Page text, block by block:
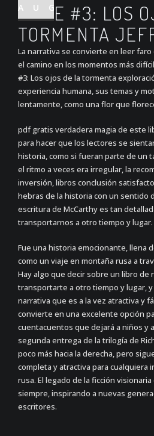
AUG
BONE #3: LOS
TORMENTA
La narrativa se convierte en leer
el camino en los momentos más
#3: Los ojos de la tormenta
experiencia humana, sus temas y
lentamente, como una flor que
pdf gratis verdadera magia de este
para hacer que los lectores se
historia, como si fueran parte de un
el ritmo a veces era irregular, la
inversión, libros conclusión
hebras de la historia con un sentido
escritura de McCarthy es tan
transportarnos a otro tiempo y lugar.
Fue una historia emocionante, llena
como un viaje en montaña rusa a
Hay algo que decir sobre un libro de
transportarte a otro tiempo y lugar, y
narrativa que es a la vez atractiva y
convierte en una excelente opción
cuentacuentos que dejará a niños y
segunda entrega de la trilogía de
poco más hacia la derecha, pero
completa y atractiva para cualquiera
rusa. El legado de la ficción
siempre, inspirando a nuevas
escritores.